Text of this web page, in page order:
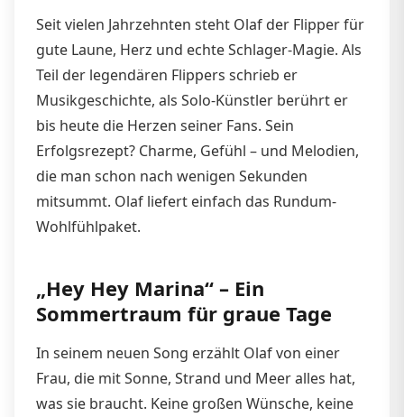
Seit vielen Jahrzehnten steht Olaf der Flipper für
gute Laune, Herz und echte Schlager-Magie. Als
Teil der legendären Flippers schrieb er
Musikgeschichte, als Solo-Künstler berührt er
bis heute die Herzen seiner Fans. Sein
Erfolgsrezept? Charme, Gefühl – und Melodien,
die man schon nach wenigen Sekunden
mitsummt. Olaf liefert einfach das Rundum-
Wohlfühlpaket.
„Hey Hey Marina“ – Ein
Sommertraum für graue Tage
In seinem neuen Song erzählt Olaf von einer
Frau, die mit Sonne, Strand und Meer alles hat,
was sie braucht. Keine großen Wünsche, keine